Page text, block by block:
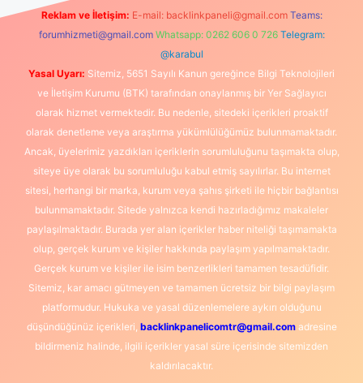
Reklam ve İletişim: E-mail: backlinkpaneli@gmail.com Teams:
forumhizmeti@gmail.com Whatsapp: 0262 606 0 726 Telegram:
@karabul
Yasal Uyarı: Sitemiz, 5651 Sayılı Kanun gereğince Bilgi Teknolojileri
ve İletişim Kurumu (BTK) tarafından onaylanmış bir Yer Sağlayıcı
olarak hizmet vermektedir. Bu nedenle, sitedeki içerikleri proaktif
olarak denetleme veya araştırma yükümlülüğümüz bulunmamaktadır.
Ancak, üyelerimiz yazdıkları içeriklerin sorumluluğunu taşımakta olup,
siteye üye olarak bu sorumluluğu kabul etmiş sayılırlar. Bu internet
sitesi, herhangi bir marka, kurum veya şahıs şirketi ile hiçbir bağlantısı
bulunmamaktadır. Sitede yalnızca kendi hazırladığımız makaleler
paylaşılmaktadır. Burada yer alan içerikler haber niteliği taşımamakta
olup, gerçek kurum ve kişiler hakkında paylaşım yapılmamaktadır.
Gerçek kurum ve kişiler ile isim benzerlikleri tamamen tesadüfidir.
Sitemiz, kar amacı gütmeyen ve tamamen ücretsiz bir bilgi paylaşım
platformudur. Hukuka ve yasal düzenlemelere aykırı olduğunu
düşündüğünüz içerikleri, backlinkpanelicomtr@gmail.comadresine
bildirmeniz halinde, ilgili içerikler yasal süre içerisinde sitemizden
kaldırılacaktır.